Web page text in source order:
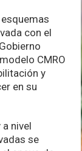
con el
CMRO
y
en su
nivel
se